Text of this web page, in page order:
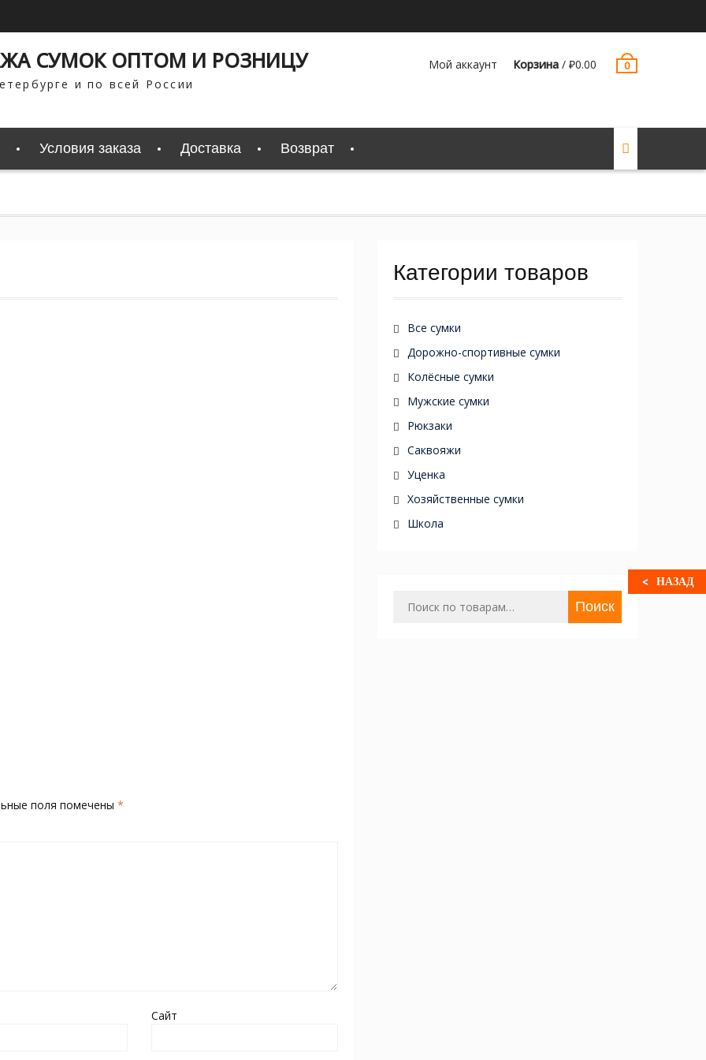
СУМОК ОПТОМ И РОЗНИЦУ
и по всей России
Мой аккаунт Корзина / ₽0.00 0
Условия заказа Доставка Возврат
поля помечены *
Сайт
Категории товаров
Все сумки
Дорожно-спортивные сумки
Колёсные сумки
Мужские сумки
Рюкзаки
Саквояжи
Уценка
Хозяйственные сумки
Школа
Поиск
НАЗАД